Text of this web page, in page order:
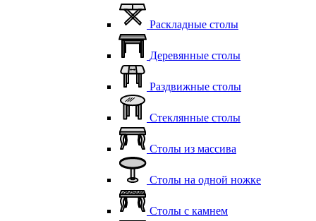
Раскладные столы
Деревянные столы
Раздвижные столы
Стеклянные столы
Столы из массива
Столы на одной ножке
Столы с камнем